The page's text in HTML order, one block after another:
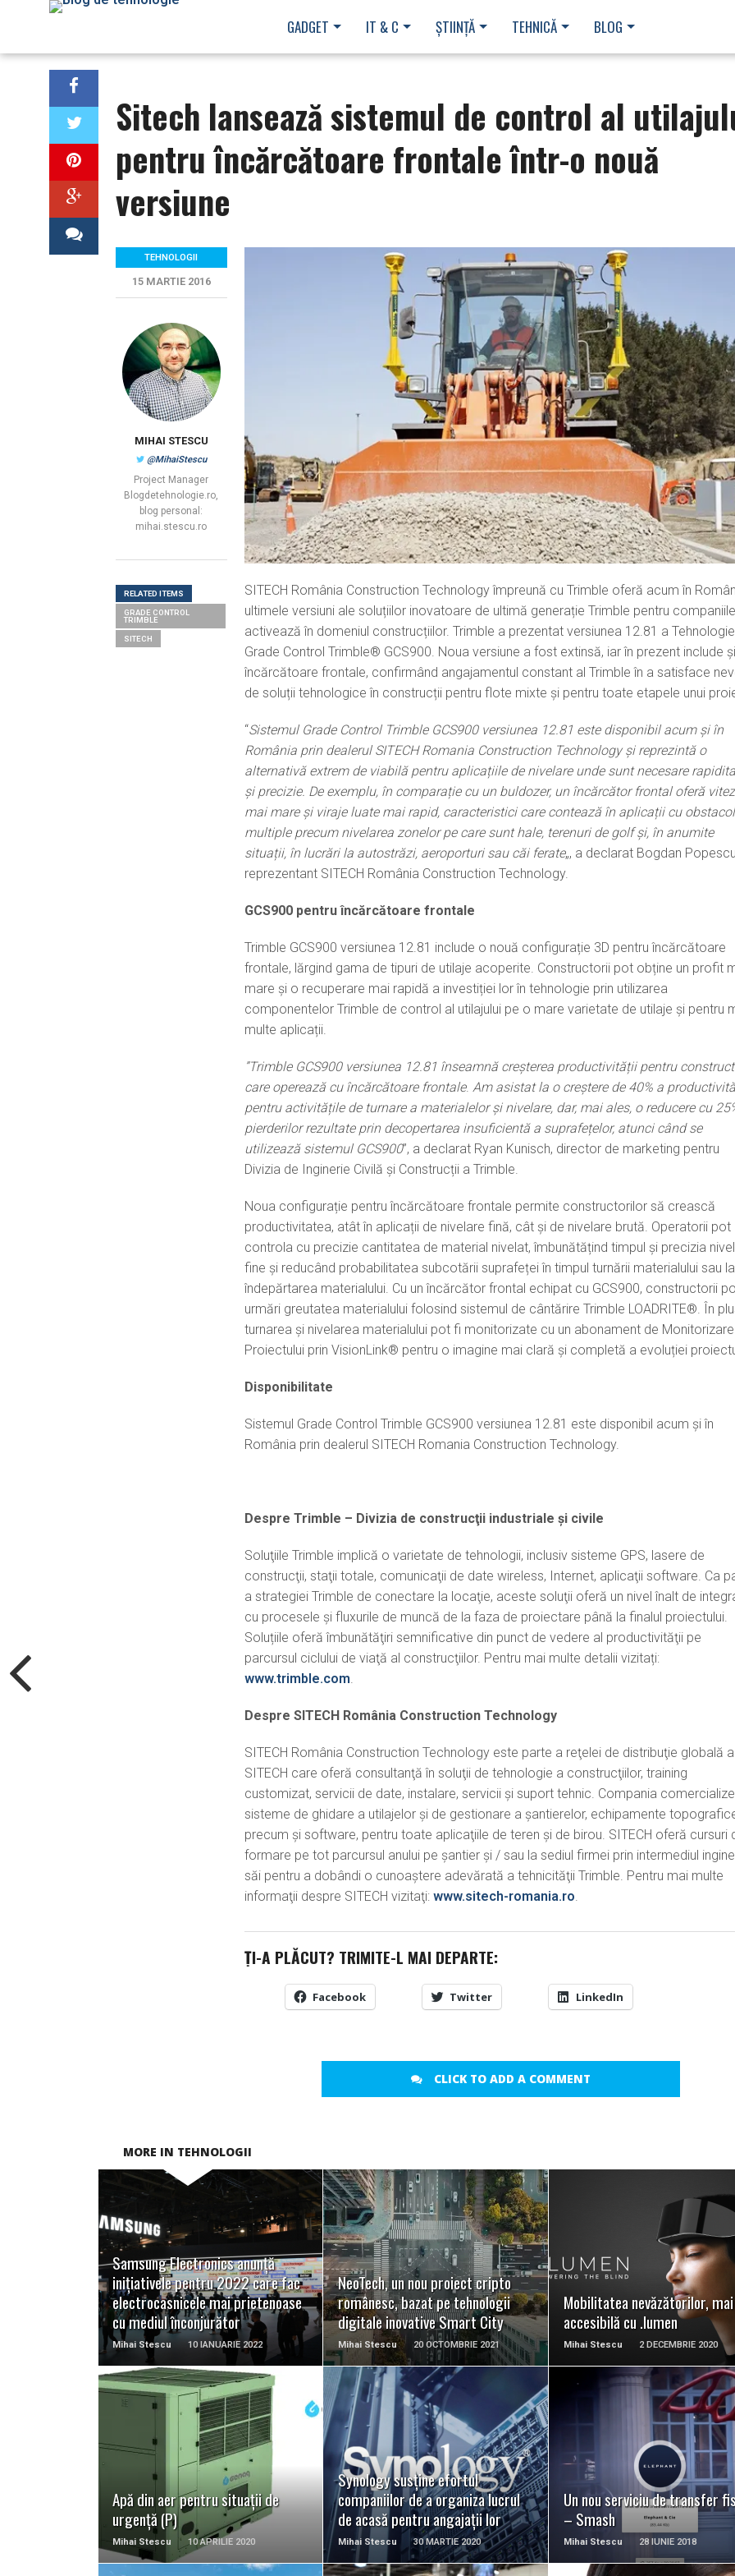
GADGET IT & C ȘTIINȚĂ TEHNICĂ BLOG
Sitech lansează sistemul de control al
pentru încărcătoare frontale într-o nouă
versiune
SITECH România Construction Technology împreună cu Trimble oferă acum în
ultimele versiuni ale soluțiilor inovatoare de ultimă generație Trimble pentru
activează în domeniul construcțiilor. Trimble a prezentat versiunea 12.81 a
Grade Control Trimble® GCS900. Noua versiune a fost extinsă, iar în prezent include și
încărcătoare frontale, confirmând angajamentul constant al Trimble în a satisface
de soluții tehnologice în construcții pentru flote mixte și pentru toate etapele unui
“Sistemul Grade Control Trimble GCS900 versiunea 12.81 este disponibil acum și în
România prin dealerul SITECH Romania Construction Technology și reprezintă o
alternativă extrem de viabilă pentru aplicațiile de nivelare unde sunt necesare
și precizie. De exemplu, în comparație cu un buldozer, un încărcător frontal oferă
mai mare și viraje luate mai rapid, caracteristici care contează în aplicații cu
multiple precum nivelarea zonelor pe care sunt hale, terenuri de golf și, în anumite
situații, în lucrări la autostrăzi, aeroporturi sau căi ferate„, a declarat Bogdan
reprezentant SITECH România Construction Technology.
GCS900 pentru încărcătoare frontale
Trimble GCS900 versiunea 12.81 include o nouă configurație 3D pentru încărcătoare
frontale, lărgind gama de tipuri de utilaje acoperite. Constructorii pot obține un profit
mare și o recuperare mai rapidă a investiției lor în tehnologie prin utilizarea
componentelor Trimble de control al utilajului pe o mare varietate de utilaje și pentru
multe aplicații.
”Trimble GCS900 versiunea 12.81 înseamnă creșterea productivității pentru
care operează cu încărcătoare frontale. Am asistat la o creștere de 40% a
pentru activitățile de turnare a materialelor și nivelare, dar, mai ales, o reducere cu
pierderilor rezultate prin decopertarea insuficientă a suprafețelor, atunci când se
utilizează sistemul GCS900”, a declarat Ryan Kunisch, director de marketing pentru
Divizia de Inginerie Civilă și Construcții a Trimble.
Noua configurație pentru încărcătoare frontale permite constructorilor să crească
productivitatea, atât în aplicații de nivelare fină, cât și de nivelare brută. Operatorii pot
controla cu precizie cantitatea de material nivelat, îmbunătățind timpul și precizia
fine și reducând probabilitatea subcotării suprafeței în timpul turnării materialului sau la
îndepărtarea materialului. Cu un încărcător frontal echipat cu GCS900, constructorii
urmări greutatea materialului folosind sistemul de cântărire Trimble LOADRITE®. În
turnarea și nivelarea materialului pot fi monitorizate cu un abonament de
Proiectului prin VisionLink® pentru o imagine mai clară și completă a evoluției
Disponibilitate
Sistemul Grade Control Trimble GCS900 versiunea 12.81 este disponibil acum și în
România prin dealerul SITECH Romania Construction Technology.
Despre Trimble – Divizia de construcţii industriale şi civile
Soluţiile Trimble implică o varietate de tehnologii, inclusiv sisteme GPS, lasere de
construcţii, staţii totale, comunicaţii de date wireless, Internet, aplicaţii software. Ca
a strategiei Trimble de conectare la locaţie, aceste soluţii oferă un nivel înalt de
cu procesele şi fluxurile de muncă de la faza de proiectare până la finalul proiectului.
Soluțiile oferă îmbunătăţiri semnificative din punct de vedere al productivităţii pe
parcursul ciclului de viaţă al construcţiilor. Pentru mai multe detalii vizitați:
www.trimble.com
Despre SITECH România Construction Technology
SITECH România Construction Technology este parte a reţelei de distribuţie globală a
SITECH care oferă consultanţă în soluţii de tehnologie a construcţiilor, training
customizat, servicii de date, instalare, servicii şi suport tehnic. Compania
sisteme de ghidare a utilajelor şi de gestionare a şantierelor, echipamente
precum şi software, pentru toate aplicaţiile de teren şi de birou. SITECH oferă cursuri
formare pe tot parcursul anului pe şantier şi / sau la sediul firmei prin intermediul
săi pentru a dobândi o cunoaştere adevărată a tehnicităţii Trimble. Pentru mai multe
informaţii despre SITECH vizitaţi:www.sitech-romania.ro
ȚI-A PLĂCUT? TRIMITE-L MAI DEPARTE:
Facebook Twitter LinkedIn
CLICK TO ADD A COMMENT
TEHNOLOGII
15 MARTIE 2016
MIHAI STESCU
@MihaiStescu
Project Manager
Blogdetehnologie.ro,
blog personal:
mihai.stescu.ro
RELATED ITEMS
GRADE CONTROL
TRIMBLE
SITECH
MORE IN TEHNOLOGII
Samsung Electronics anunță
inițiativele pentru 2022 care fac
electrocasnicele mai prietenoase
cu mediul înconjurător
Mihai Stescu 10 IANUARIE 2022
READ MORE
NeoTech, un nou proiect cripto
românesc, bazat pe tehnologii
digitale inovative Smart City
Mihai Stescu 20 OCTOMBRIE 2021
READ MORE
Mobilitatea nevăzătorilor, mai
accesibilă cu .lumen
Mihai Stescu 2 DECEMBRIE 2020
READ MORE
Apă din aer pentru situații de
urgență (P)
Mihai Stescu 10 APRILIE 2020
READ MORE
Synology susţine efortul
companiilor de a organiza lucrul
de acasă pentru angajaţii lor
Mihai Stescu 30 MARTIE 2020
READ MORE
Un nou serviciu de transfer
– Smash
Mihai Stescu 28 IUNIE 2018
READ MORE